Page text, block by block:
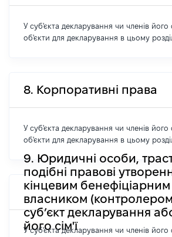
У суб'єкта декларування чи членів його
об'єкти для декларування в цьому
8. Корпоративні права
У суб'єкта декларування чи членів його
об'єкти для декларування в цьому
9. Юридичні особи,
подібні правові
кінцевим бенефіціарним
власником
суб’єкт декларування
його сім'ї
У суб'єкта декларування чи членів його